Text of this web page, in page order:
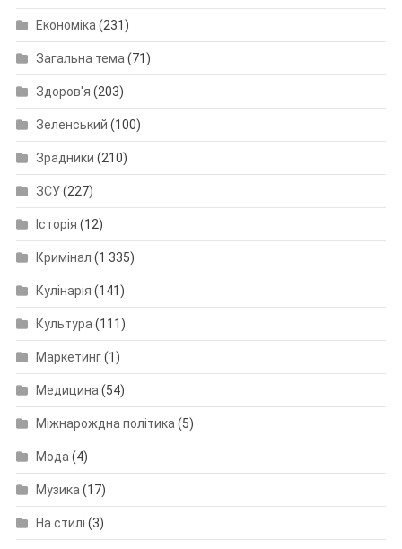
Економіка (231)
Загальна тема (71)
Здоров'я (203)
Зеленський (100)
Зрадники (210)
ЗСУ(227)
Історія (12)
Кримінал (1 335)
Кулінарія (141)
Культура (111)
Маркетинг(1)
Медицина (54)
Міжнарождна політика (5)
Мода (4)
Музика (17)
На стилі (3)